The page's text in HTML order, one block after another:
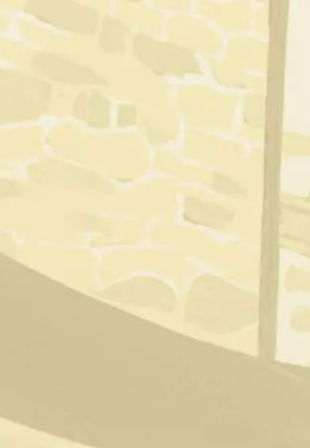
2
」
式
シ
2
公
サ